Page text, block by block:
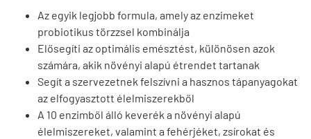
Az egyik legjobb formula, amely az enzimeket
probiotikus törzzsel kombinálja
Elősegíti az optimális emésztést, különösen azok
számára, akik növényi alapú étrendet tartanak
Segít a szervezetnek felszívni a hasznos tápanyagokat
az elfogyasztott élelmiszerekből
A 10 enzimből álló keverék a növényi alapú
élelmiszereket, valamint a fehérjéket, zsírokat és